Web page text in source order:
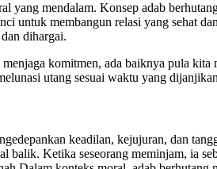
yang mendalam. Konsep adab
untuk membangun relasi yang sehat
dihargai.
komitmen, ada baiknya pula
utang sesuai waktu yang
keadilan, kejujuran, dan
Ketika seseorang meminjam, ia